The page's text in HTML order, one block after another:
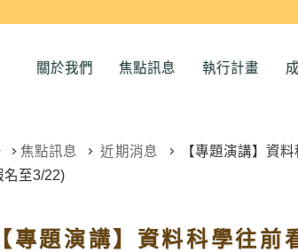
關於我們 焦點訊息 執行計畫
焦點訊息 近期消息
【專題演講】資料
名至3/22)
專題演講】資料科學往前